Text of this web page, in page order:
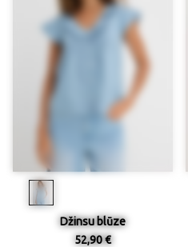
Džinsu blūze
52,90 €